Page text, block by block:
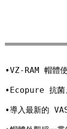
•VZ-RAM 帽體
•Ecopure 抗菌
•導入最新的